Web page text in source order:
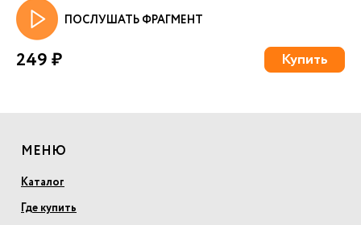
ПОСЛУШАТЬ ФРАГМЕНТ
249 ₽ Купить
МЕНЮ
Каталог
Где купить